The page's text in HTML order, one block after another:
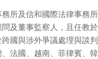
所及信和國際法律事務
及董事監察人，且任教
國與涉外爭議處理與談
法國、越南、菲律賓、